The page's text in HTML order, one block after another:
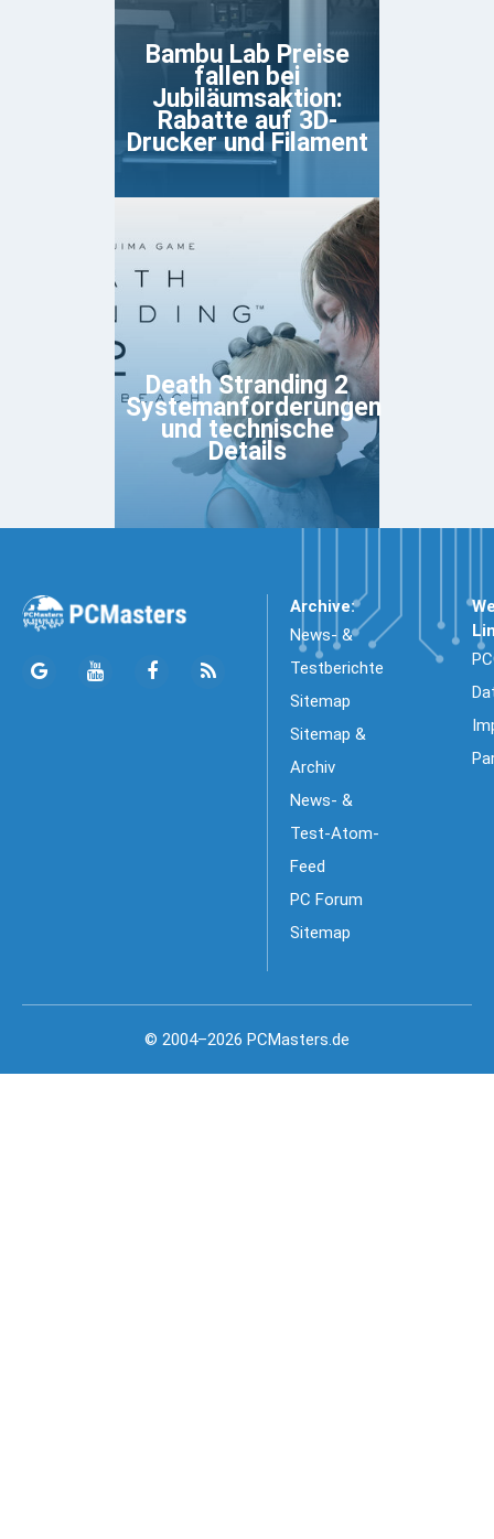
Bambu Lab Preise
fallen bei
Jubiläumsaktion:
Rabatte auf 3D-
Drucker und Filament
Death Stranding 2
Systemanforderungen
und technische
Details
Archive:
News- &
Testberichte
Sitemap
Sitemap &
Archiv
News- &
Test-Atom-
Feed
PC Forum
Sitemap
© 2004–2026 PCMasters.de